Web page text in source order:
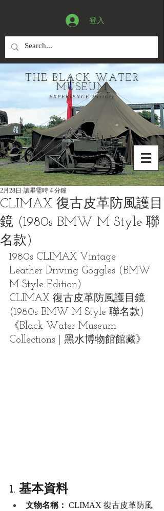
登入
THE BLACK WATER
MUSEUM
EXPERIENCE History
CLIMAX 復古皮革防風護目
鏡 (1980s BMW M Style 聯
名款)
2月28日 讀畢需時 4 分鐘
1980s CLIMAX Vintage
Leather Driving Goggles (BMW
M Style Edition)
CLIMAX 復古皮革防風護目鏡
(1980s BMW M Style 聯名款)
《Black Water Museum
Collections | 黑水博物館館藏》
1. 基本資料
文物名稱： CLIMAX 復古皮革防風